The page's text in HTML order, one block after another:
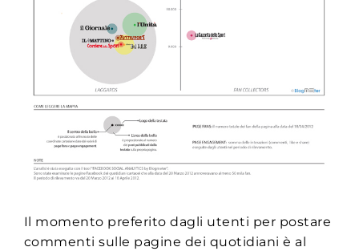
Il momento preferito dagli utenti per postare
commenti sulle pagine dei quotidiani è al